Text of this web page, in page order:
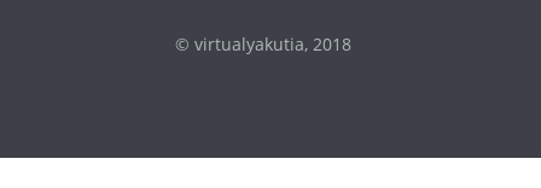
© virtualyakutia, 2018